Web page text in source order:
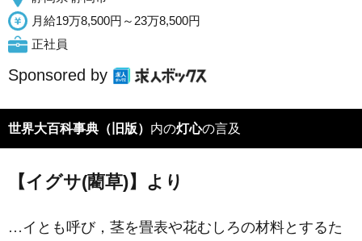
月給19万8,500円～23万8,500円
正社員
Sponsored by
世界大百科事典（旧版） 内の灯心の言及
【イグサ(藺草)】より
…イとも呼び，茎を畳表や花むしろの材料とするた